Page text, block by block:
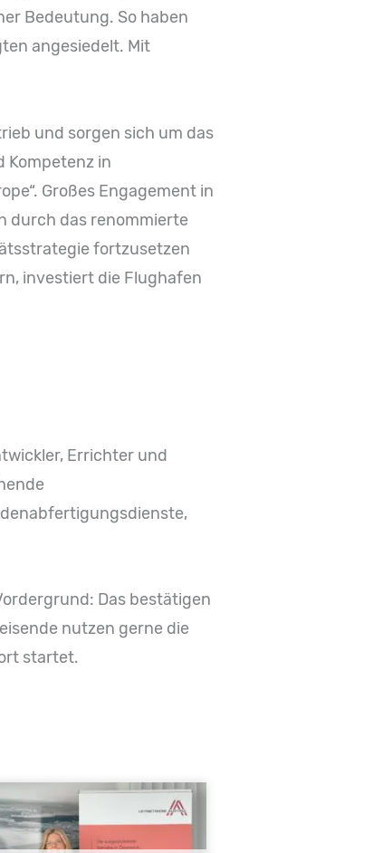
Bedeutung. So haben
angesiedelt. Mit
und sorgen sich um das
Kompetenz in
Großes Engagement in
durch das renommierte
fortzusetzen
investiert die Flughafen
Errichter und
Das bestätigen
nutzen gerne die
startet.